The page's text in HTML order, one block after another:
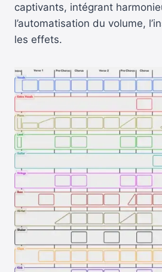
captivants, intégrant
l’automatisation du volume,
les effets.